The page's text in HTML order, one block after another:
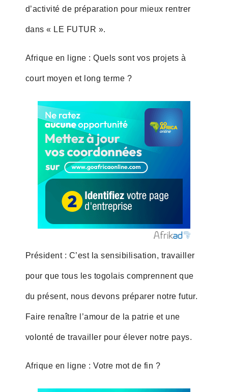
d’activité de préparation pour mieux rentrer
dans « LE FUTUR ».
Afrique en ligne : Quels sont vos projets à
court moyen et long terme ?
Président : C’est la sensibilisation, travailler
pour que tous les togolais comprennent que
du présent, nous devons préparer notre futur.
Faire renaître l’amour de la patrie et une
volonté de travailler pour élever notre pays.
Afrique en ligne : Votre mot de fin ?